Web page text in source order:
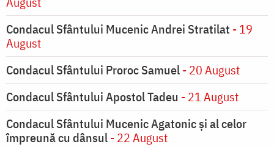
Condacul Sfântului Mucenic Andrei Stratilat - 19
August
Condacul Sfântului Proroc Samuel- 20 August
Condacul Sfântului Apostol Tadeu - 21 August
Condacul Sfântului Mucenic Agatonic şi al celor
împreună cu dânsul- 22 August